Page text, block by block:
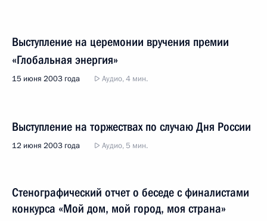
Выступление на церемонии вручения премии
«Глобальная энергия»
15 июня 2003 года Аудио, 4 мин.
Выступление на торжествах по случаю Дня России
12 июня 2003 года Аудио, 5 мин.
Стенографический отчет о беседе с финалистами
конкурса «Мой дом, мой город, моя страна»